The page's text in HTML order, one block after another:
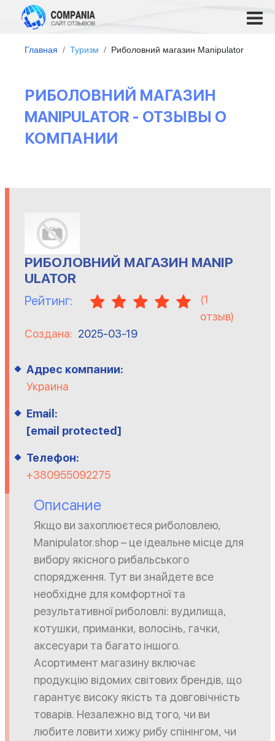
Главная Туризм Риболовний магазин Manipulator
РИБОЛОВНИЙ МАГАЗИН
MANIPULATOR - ОТЗЫВЫ О
КОМПАНИИ
РИБОЛОВНИЙ МАГАЗИН MANIP
ULATOR
Рейтинг: (1
отзыв)
Создана: 2025-03-19
Адрес компании:
Украина
Email:
[email protected]
Телефон:
+380955092275
Описание
Якщо ви захоплюєтеся риболовлею,
Manipulator.shop – це ідеальне місце для
вибору якісного рибальського
спорядження. Тут ви знайдете все
необхідне для комфортної та
результативної риболовлі: вудилища,
котушки, приманки, волосінь, гачки,
аксесуари та багато іншого.
Асортимент магазину включає
продукцію відомих світових брендів, що
гарантує високу якість та довговічність
товарів. Незалежно від того, чи ви
любите ловити хижу рибу спінінгом, чи